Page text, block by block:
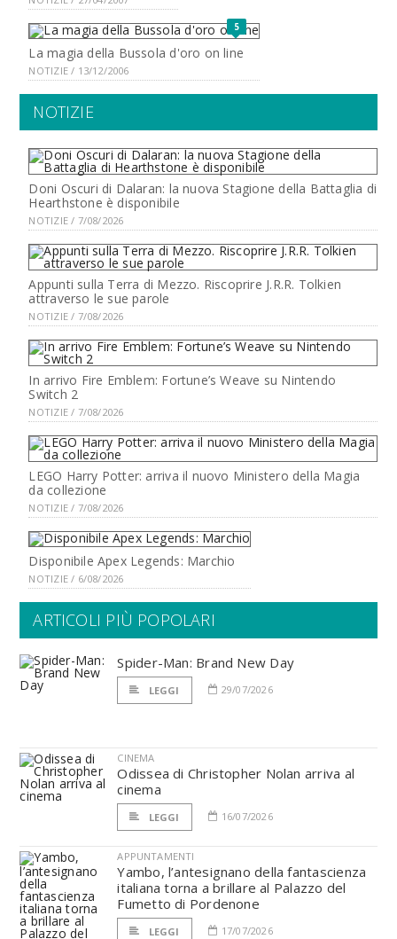
5
La magia della Bussola d'oro on line
NOTIZIE / 13/12/2006
NOTIZIE
Doni Oscuri di Dalaran: la nuova Stagione della Battaglia di
Hearthstone è disponibile
NOTIZIE / 7/08/2026
Appunti sulla Terra di Mezzo. Riscoprire J.R.R. Tolkien
attraverso le sue parole
NOTIZIE / 7/08/2026
In arrivo Fire Emblem: Fortune’s Weave su Nintendo
Switch 2
NOTIZIE / 7/08/2026
LEGO Harry Potter: arriva il nuovo Ministero della Magia
da collezione
NOTIZIE / 7/08/2026
Disponibile Apex Legends: Marchio
NOTIZIE / 6/08/2026
ARTICOLI PIÙ POPOLARI
Spider-Man: Brand New Day
LEGGI 29/07/2026
CINEMA
Odissea di Christopher Nolan arriva al
cinema
LEGGI 16/07/2026
APPUNTAMENTI
Yambo, l’antesignano della fantascienza
italiana torna a brillare al Palazzo del
Fumetto di Pordenone
LEGGI 17/07/2026